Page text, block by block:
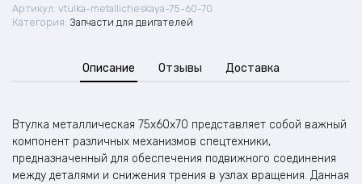
Артикул: vtulka-metallicheskaya-75-60-70
Категория: Запчасти для двигателей
Описание Отзывы Доставка
Втулка металлическая 75x60x70 представляет собой важный
компонент различных механизмов спецтехники,
предназначенный для обеспечения подвижного соединения
между деталями и снижения трения в узлах вращения. Данная